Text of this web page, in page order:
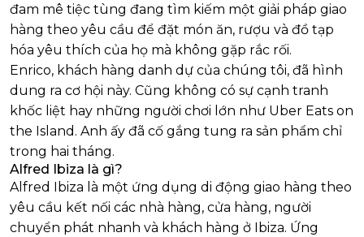
đam mê tiệc tùng đang tìm kiếm một giải pháp giao
hàng theo yêu cầu để đặt món ăn, rượu và đồ tạp
hóa yêu thích của họ mà không gặp rắc rối.
Enrico, khách hàng danh dự của chúng tôi, đã hình
dung ra cơ hội này. Cũng không có sự cạnh tranh
khốc liệt hay những người chơi lớn như Uber Eats on
the Island. Anh ấy đã cố gắng tung ra sản phẩm chỉ
trong hai tháng.
Alfred Ibiza là gì?
Alfred Ibiza là một ứng dụng di động giao hàng theo
yêu cầu kết nối các nhà hàng, cửa hàng, người
chuyển phát nhanh và khách hàng ở Ibiza. Ứng